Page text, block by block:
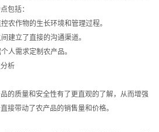
包括：
农作物的生长环境和管理过程。
建立了直接的沟通渠道。
人需求定制农产品。
析
的质量和安全性有了更直观的了解，从而增强
接带动了农产品的销售量和价格。